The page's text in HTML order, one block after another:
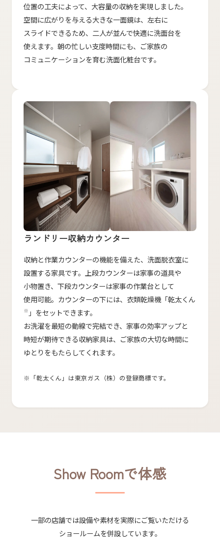
位置の​工夫に​よって、​大容量の​収納を​実現しました。​
空間に​広がりを​与える​大きな​一面鏡は、​左右に​
スライドできる​ため、​二人が​並んで​快適に​洗面台を​
使えます。​朝の​忙しい​支度​時間にも、​ご家族の​
コミュニケーションを​育む​洗面化粧台です。
ランドリー収納カウンター
収納と​作業カウンターの​機能を​備えた、​洗面脱衣室に​
設置する​家具です。​上段カウンターは​家事の​道具や​
小物置き、​下段カウンターは​家事の​作業台と​して​
使用可能。​カウンターの​下には、​衣類乾燥機​「乾太くん
※ 」を​セットできます。
お洗濯を​最短の​動線で​完結でき、​家事の​効率アップと​
時短が​期待できる​収納家具は、​ご家族の​大切な​時間に​
ゆとりを​もたらしてくれます。
※​「乾太くん」は​東京ガス​（株）の​登録商標です。
Show Roomで​体感
一部の​店舗では​設備や​素材を​実際に​ご覧いただける​
ショールームを​併設しています。